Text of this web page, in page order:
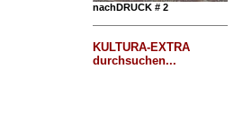
nachDRUCK # 2
KULTURA-EXTRA
durchsuchen...